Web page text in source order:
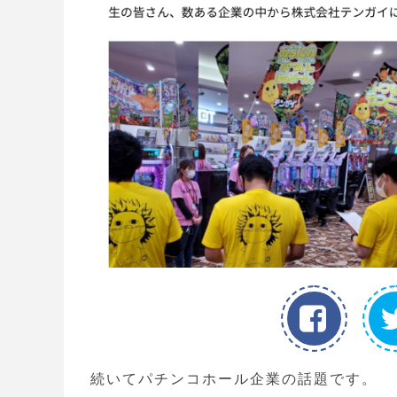
続いてパチンコホール企業の話題です。